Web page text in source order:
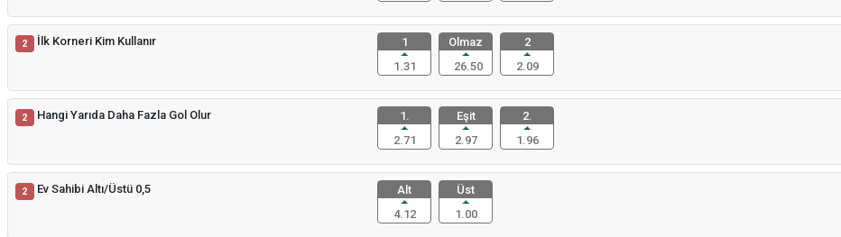
2 İlk Korneri Kim Kullanır
1
1.31
Olmaz
26.50
2
2.09
2 Hangi Yarıda Daha Fazla Gol Olur
1.
2.71
Eşit
2.97
2.
1.96
2 Ev Sahibi Altı/Üstü 0,5
Alt
4.12
Üst
1.00